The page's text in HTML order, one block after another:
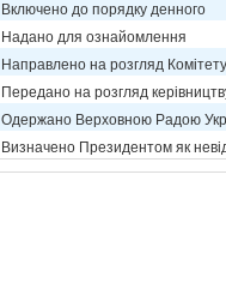
Включено до порядку денного
Надано для ознайомлення
Направлено на розгляд Комітету
Передано на розгляд
Одержано Верховною Радою
Визначено Президентом як